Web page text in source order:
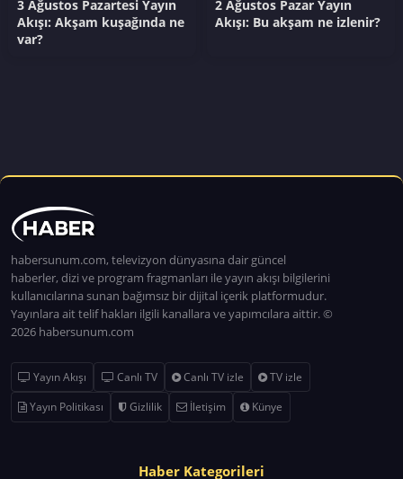
3 Ağustos Pazartesi Yayın
Akışı: Akşam kuşağında ne
var?
2 Ağustos Pazar Yayın
Akışı: Bu akşam ne izlenir?
habersunum.com, televizyon dünyasına dair güncel
haberler, dizi ve program fragmanları ile yayın akışı bilgilerini
kullanıcılarına sunan bağımsız bir dijital içerik platformudur.
Yayınlara ait telif hakları ilgili kanallara ve yapımcılara aittir. ©
2026 habersunum.com
Yayın Akışı Canlı TV Canlı TV izle
TV izle
Yayın Politikası
Gizlilik İletişim Künye
Haber Kategorileri